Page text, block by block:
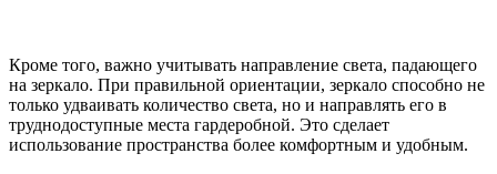
Кроме того, важно учитывать направление света, падающего
на зеркало. При правильной ориентации, зеркало способно не
только удваивать количество света, но и направлять его в
труднодоступные места гардеробной. Это сделает
использование пространства более комфортным и удобным.